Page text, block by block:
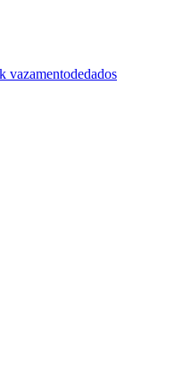
vazamentodedados